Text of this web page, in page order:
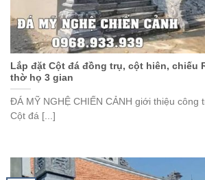
Lắp đặt Cột đá đồng trụ, cột hiên, chiếu
thờ họ 3 gian
ĐÁ MỸ NGHỆ CHIẾN CẢNH giới thiệu công
Cột đá [...]